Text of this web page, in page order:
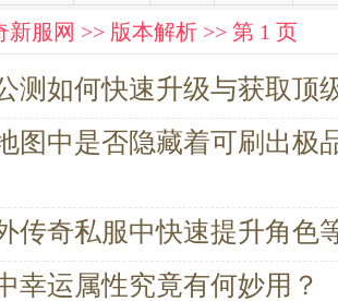
新服网 >> 版本解析 >> 第 1 页
测如何快速升级与获取顶
图中是否隐藏着可刷出极
传奇私服中快速提升角色
幸运属性究竟有何妙用？